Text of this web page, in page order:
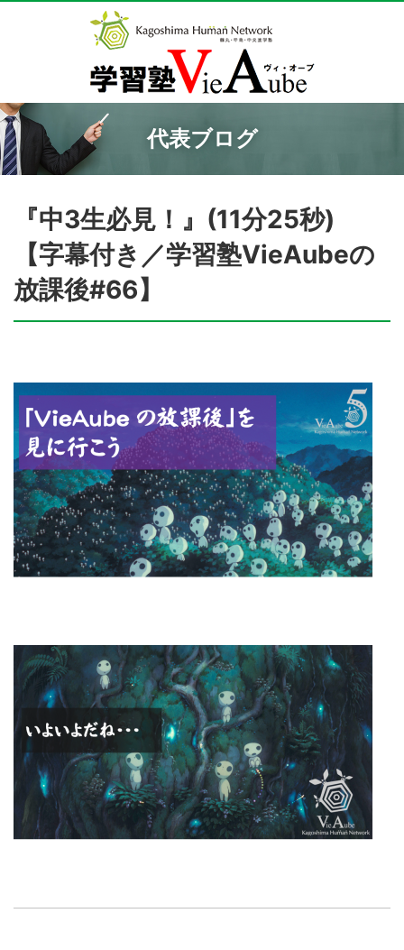
代表ブログ
『中3生必見！』(11分25秒)
【字幕付き／学習塾VieAubeの
放課後#66】